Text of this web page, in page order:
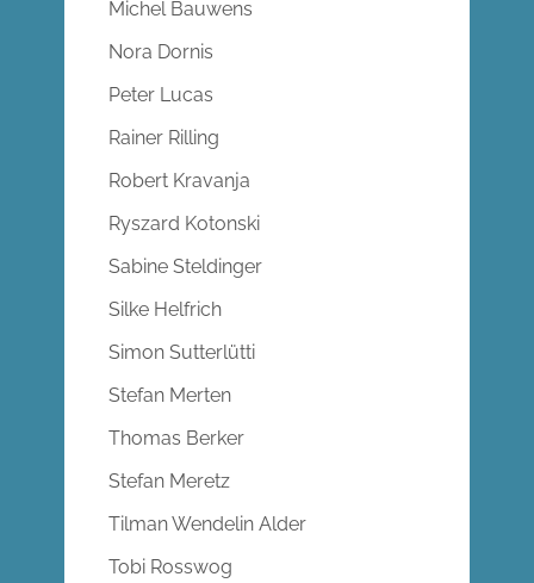
Michel Bauwens
Nora Dornis
Peter Lucas
Rainer Rilling
Robert Kravanja
Ryszard Kotonski
Sabine Steldinger
Silke Helfrich
Simon Sutterlütti
Stefan Merten
Thomas Berker
Stefan Meretz
Tilman Wendelin Alder
Tobi Rosswog